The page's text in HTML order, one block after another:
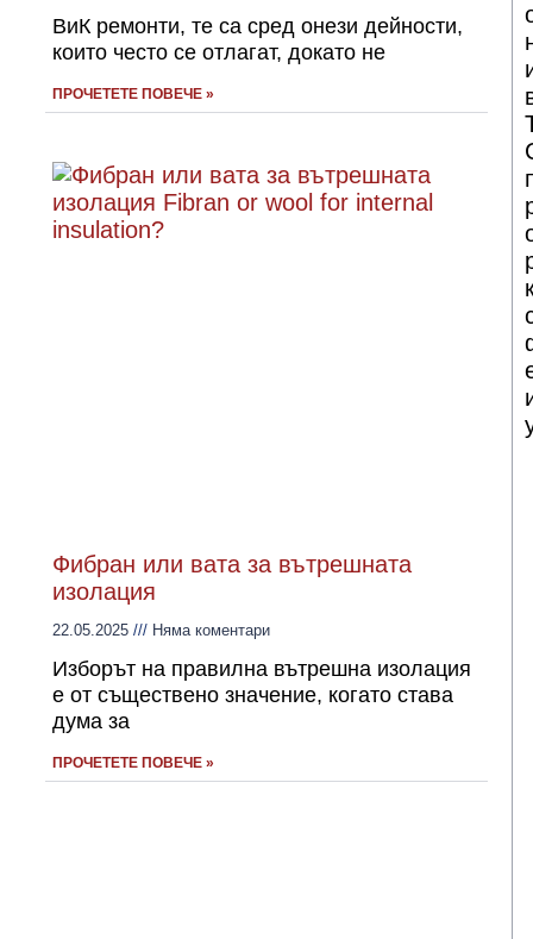
ВиК ремонти, те са сред онези дейности,
които често се отлагат, докато не
ПРОЧЕТЕТЕ ПОВЕЧЕ »
Фибран или вата за вътрешната
изолация
22.05.2025 Няма коментари
Изборът на правилна вътрешна изолация
е от съществено значение, когато става
дума за
ПРОЧЕТЕТЕ ПОВЕЧЕ »